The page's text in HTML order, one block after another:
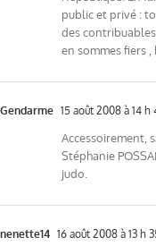
public et privé :
des
en sommes fiers ,
Gendarme 15 août 2008 à 14 h
Accessoirement,
Stéphanie
judo.
nenette14 16 août 2008 à 13 h